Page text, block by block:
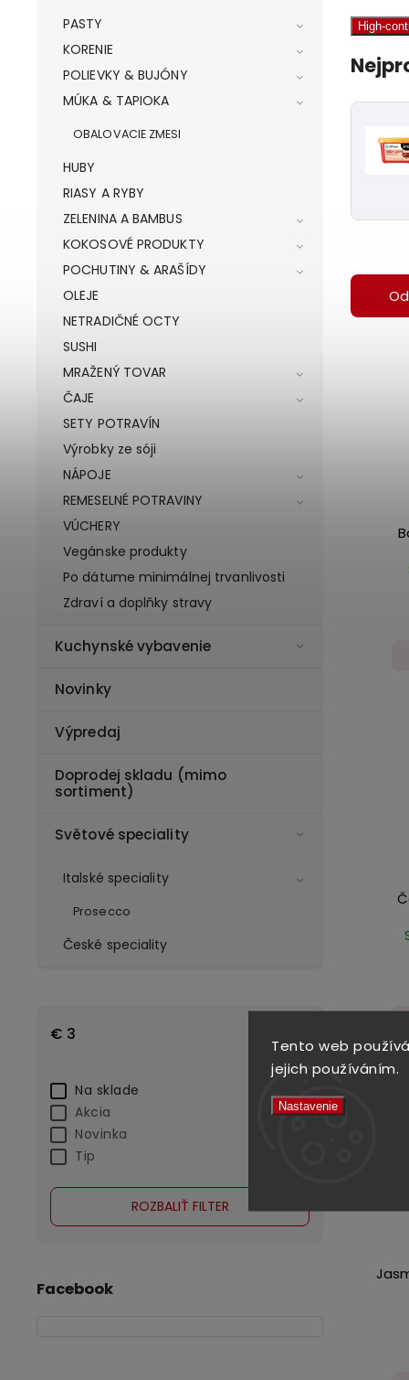
Tento web
jejich používáním.
Nastavenie
PASTY
KORENIE
POLIEVKY & BUJÓNY
MÚKA & TAPIOKA
OBALOVACIE ZMESI
HUBY
RIASY A RYBY
ZELENINA A BAMBUS
KOKOSOVÉ PRODUKTY
POCHUTINY & ARAŠÍDY
OLEJE
NETRADIČNÉ OCTY
SUSHI
MRAŽENÝ TOVAR
ČAJE
SETY POTRAVÍN
Výrobky ze sóji
NÁPOJE
REMESELNÉ POTRAVINY
VÚCHERY
Vegánske produkty
Po dátume minimálnej trvanlivosti
Zdraví a doplňky stravy
Kuchynské vybavenie
Novinky
Výpredaj
Doprodej skladu (mimo
sortiment)
Světové speciality
Italské speciality
Prosecco
České speciality
€ 3
Na sklade
Akcia 0
Novinka
Tip
ROZBALIŤ FILTER
Facebook
High-